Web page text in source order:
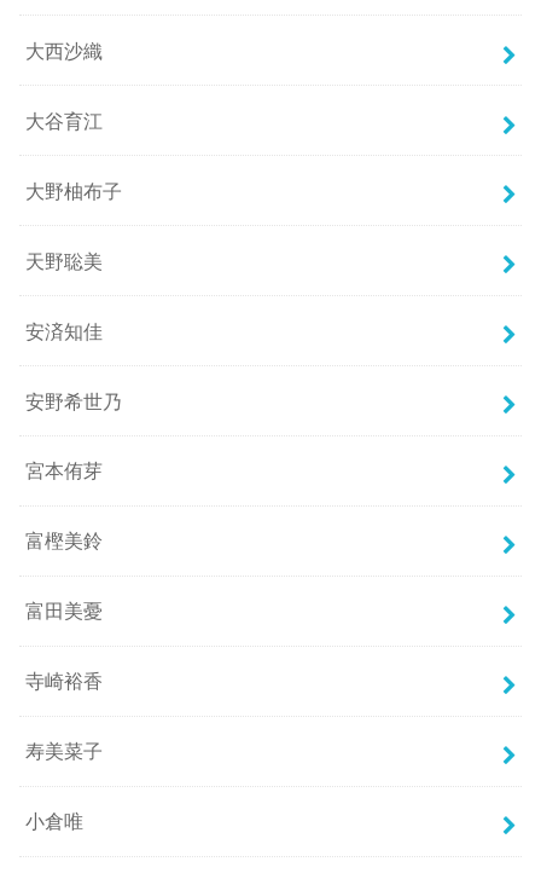
大西沙織
大谷育江
大野柚布子
天野聡美
安済知佳
安野希世乃
宮本侑芽
富樫美鈴
富田美憂
寺崎裕香
寿美菜子
小倉唯